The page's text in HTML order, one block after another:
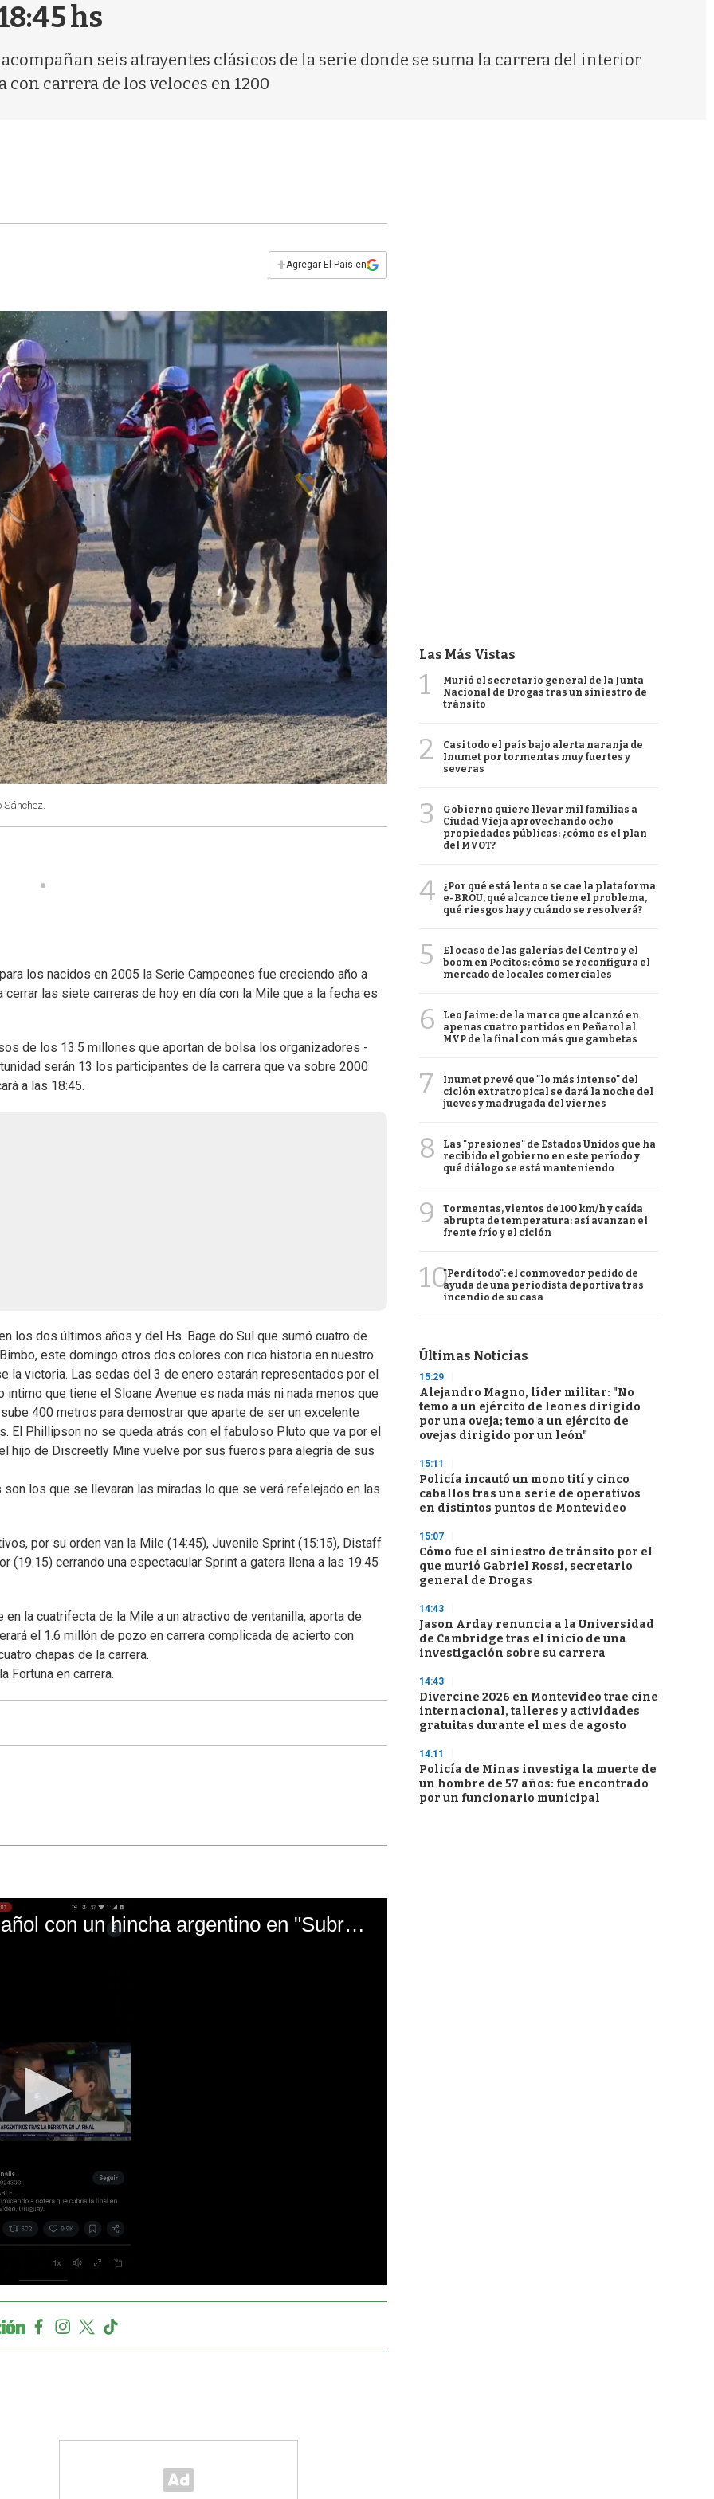
hs
seis atrayentes clásicos de la serie donde se suma la carrera del interior
carrera de los veloces en 1200
+Agregar El País en
Sánchez.
los nacidos en 2005 la Serie Campeones fue creciendo año a
las siete carreras de hoy en día con la Mile que a la fecha es
de los 13.5 millones que aportan de bolsa los organizadores -
serán 13 los participantes de la carrera que va sobre 2000
a las 18:45.
los dos últimos años y del Hs. Bage do Sul que sumó cuatro de
este domingo otros dos colores con rica historia en nuestro
la victoria. Las sedas del 3 de enero estarán representados por el
que tiene el Sloane Avenue es nada más ni nada menos que
400 metros para demostrar que aparte de ser un excelente
Phillipson no se queda atrás con el fabuloso Pluto que va por el
hijo de Discreetly Mine vuelve por sus fueros para alegría de sus
los que se llevaran las miradas lo que se verá refelejado en las
por su orden van la Mile (14:45), Juvenile Sprint (15:15), Distaff
(19:15) cerrando una espectacular Sprint a gatera llena a las 19:45
la cuatrifecta de la Mile a un atractivo de ventanilla, aporta de
el 1.6 millón de pozo en carrera complicada de acierto con
chapas de la carrera.
Fortuna en carrera.
El mal momento de Yanina Gasañol con un hincha argentino en "Subrayado"
Las Más Vistas
1
Murió el secretario general de la Junta
Nacional de Drogas tras un siniestro de
tránsito
2
Casi todo el país bajo alerta naranja de
Inumet por tormentas muy fuertes y
severas
3
Gobierno quiere llevar mil familias a
Ciudad Vieja aprovechando ocho
propiedades públicas: ¿cómo es el plan
del MVOT?
4
¿Por qué está lenta o se cae la plataforma
e-BROU, qué alcance tiene el problema,
qué riesgos hay y cuándo se resolverá?
5
El ocaso de las galerías del Centro y el
boom en Pocitos: cómo se reconfigura el
mercado de locales comerciales
6
Leo Jaime: de la marca que alcanzó en
apenas cuatro partidos en Peñarol al
MVP de la final con más que gambetas
7
Inumet prevé que "lo más intenso" del
ciclón extratropical se dará la noche del
jueves y madrugada del viernes
8
Las "presiones" de Estados Unidos que ha
recibido el gobierno en este período y
qué diálogo se está manteniendo
9
Tormentas, vientos de 100 km/h y caída
abrupta de temperatura: así avanzan el
frente frío y el ciclón
10"Perdí todo": el conmovedor pedido de
ayuda de una periodista deportiva tras
incendio de su casa
Últimas Noticias
15:29
Alejandro Magno, líder militar: "No
temo a un ejército de leones dirigido
por una oveja; temo a un ejército de
ovejas dirigido por un león"
15:11
Policía incautó un mono tití y cinco
caballos tras una serie de operativos
en distintos puntos de Montevideo
15:07
Cómo fue el siniestro de tránsito por el
que murió Gabriel Rossi, secretario
general de Drogas
14:43
Jason Arday renuncia a la Universidad
de Cambridge tras el inicio de una
investigación sobre su carrera
14:43
Divercine 2026 en Montevideo trae cine
internacional, talleres y actividades
gratuitas durante el mes de agosto
14:11
Policía de Minas investiga la muerte de
un hombre de 57 años: fue encontrado
por un funcionario municipal